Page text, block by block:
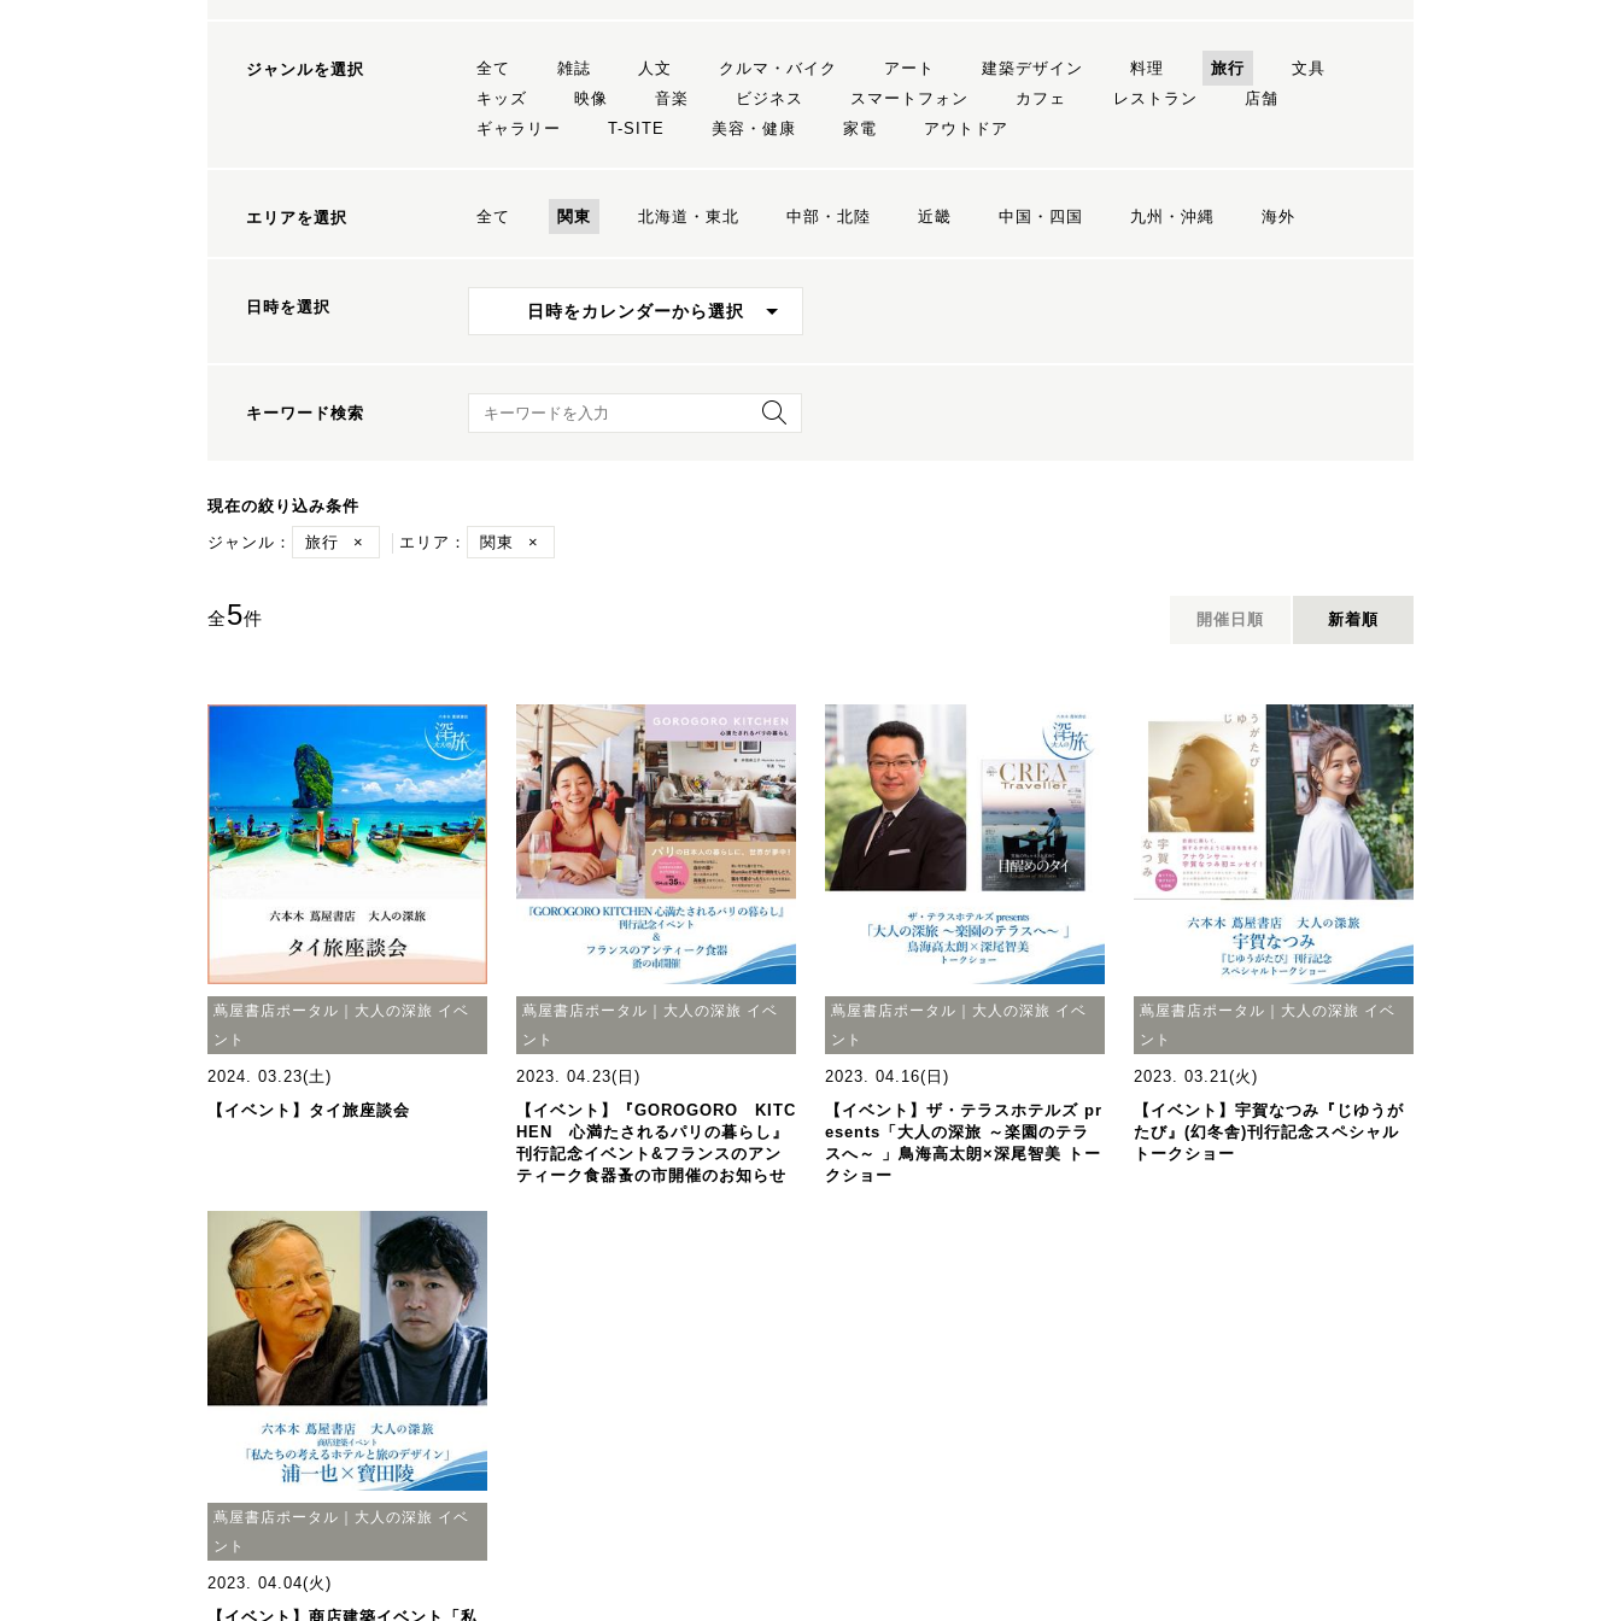
ジャンルを選択 全て 雑誌 人文 クルマ・バイク アート 建築デザイン 料理 旅行
文具
キッズ
映像 音楽 ビジネス スマートフォン カフェ レストラン
店舗
ギャラリー
T-SITE 美容・健康 家電 アウトドア
エリアを選択 全て 関東 北海道・東北 中部・北陸 近畿 中国・四国 九州・沖縄 海外
日時を選択 日時をカレンダーから選択
キーワード検索 キーワード検索
現在の絞り込み条件
ジャンル：
旅行 × エリア： 関東 ×
全5件 開催日順 新着順
蔦屋書店ポータル｜大人の深旅 イベ
ント
2024. 03.23(土)
【イベント】タイ旅座談会
蔦屋書店ポータル｜大人の深旅 イベ
ント
2023. 04.23(日)
【イベント】『GOROGORO KITC
HEN 心満たされるパリの暮らし』
刊行記念イベント&フランスのアン
ティーク食器蚤の市開催のお知らせ
蔦屋書店ポータル｜大人の深旅 イベ
ント
2023. 04.16(日)
【イベント】ザ・テラスホテルズ pr
esents「大人の深旅 ～楽園のテラ
スへ～ 」鳥海高太朗×深尾智美 トー
クショー
蔦屋書店ポータル｜大人の深旅 イベ
ント
2023. 03.21(火)
【イベント】宇賀なつみ『じゆうが
たび』(幻冬舎)刊行記念スペシャル
トークショー
蔦屋書店ポータル｜大人の深旅 イベ
ント
2023. 04.04(火)
【イベント】商店建築イベント「私